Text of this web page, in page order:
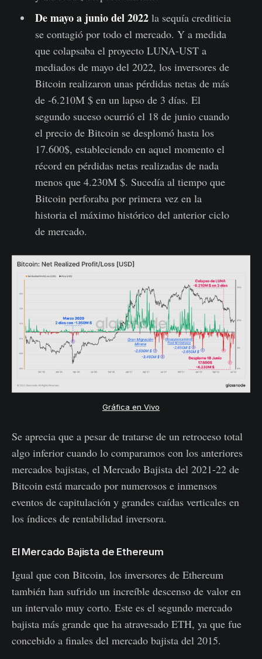
De mayo a junio del 2022la sequía crediticia
se contagió por todo el mercado. Y a medida
que colapsaba el proyecto LUNA-UST a
mediados de mayo del 2022, los inversores de
Bitcoin realizaron unas pérdidas netas de más
de -6.210M $ en un lapso de 3 días. El
segundo suceso ocurrió el 18 de junio cuando
el precio de Bitcoin se desplomó hasta los
17.600$, estableciendo en aquel momento el
récord en pérdidas netas realizadas de nada
menos que 4.230M $. Sucedía al tiempo que
Bitcoin perforaba por primera vez en la
historia el máximo histórico del anterior ciclo
de mercado.
Gráfica en Vivo
Se aprecia que a pesar de tratarse de un retroceso total
algo inferior cuando lo comparamos con los anteriores
mercados bajistas, el Mercado Bajista del 2021-22 de
Bitcoin está marcado por numerosos e inmensos
eventos de capitulación y grandes caídas verticales en
los índices de rentabilidad inversora.
El Mercado Bajista de Ethereum
Igual que con Bitcoin, los inversores de Ethereum
también han sufrido un increíble descenso de valor en
un intervalo muy corto. Este es el segundo mercado
bajista más grande que ha atravesado ETH, ya que fue
concebido a finales del mercado bajista del 2015.